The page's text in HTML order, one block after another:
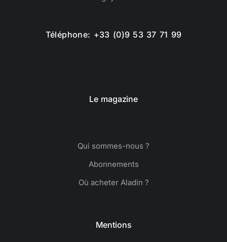
Téléphone: +33 (0)9 53 37 71 99
Le magazine
Qui sommes-nous ?
Abonnements
Où acheter Aladin ?
Mentions